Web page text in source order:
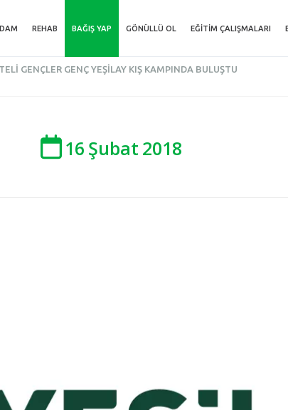
REHAB BAĞIŞ YAP GÖNÜLLÜ OL EĞITIM ÇALIŞMALARI
GENÇLER GENÇ YEŞILAY KIŞ KAMPINDA BULUŞTU
16 Şubat 2018